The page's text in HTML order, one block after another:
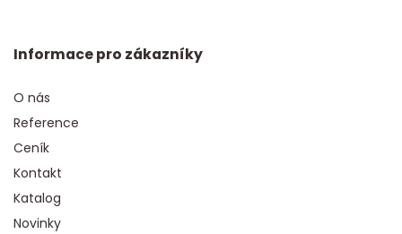
Informace pro zákazníky
O nás
Reference
Ceník
Kontakt
Katalog
Novinky